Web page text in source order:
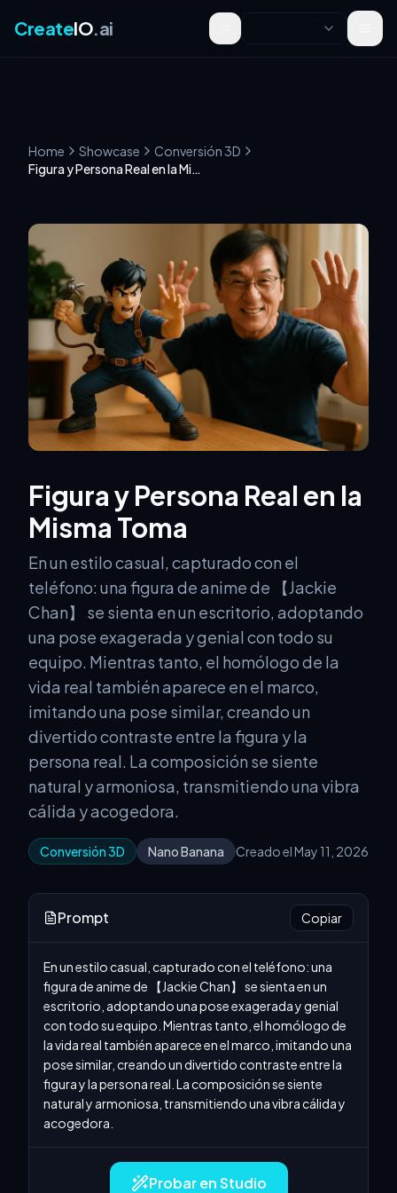
CreateIO.ai Toggle theme
Home Showcase
Conversión 3D
Figura y Persona Real en la Misma Toma
Figura y Persona Real en la
Misma Toma
En un estilo casual, capturado con el
teléfono: una figura de anime de 【Jackie
Chan】 se sienta en un escritorio, adoptando
una pose exagerada y genial con todo su
equipo. Mientras tanto, el homólogo de la
vida real también aparece en el marco,
imitando una pose similar, creando un
divertido contraste entre la figura y la
persona real. La composición se siente
natural y armoniosa, transmitiendo una vibra
cálida y acogedora.
Conversión 3D Nano Banana Creado el May 11, 2026
Prompt Copiar
En un estilo casual, capturado con el teléfono: una
figura de anime de 【Jackie Chan】 se sienta en un
escritorio, adoptando una pose exagerada y genial
con todo su equipo. Mientras tanto, el homólogo de
la vida real también aparece en el marco, imitando una
pose similar, creando un divertido contraste entre la
figura y la persona real. La composición se siente
natural y armoniosa, transmitiendo una vibra cálida y
acogedora.
Probar en Studio